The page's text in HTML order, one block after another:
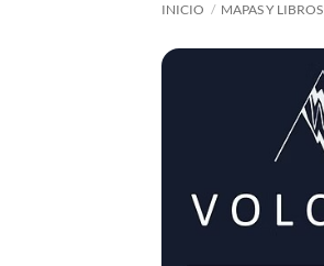
INICIO / MAPAS Y LIBROS